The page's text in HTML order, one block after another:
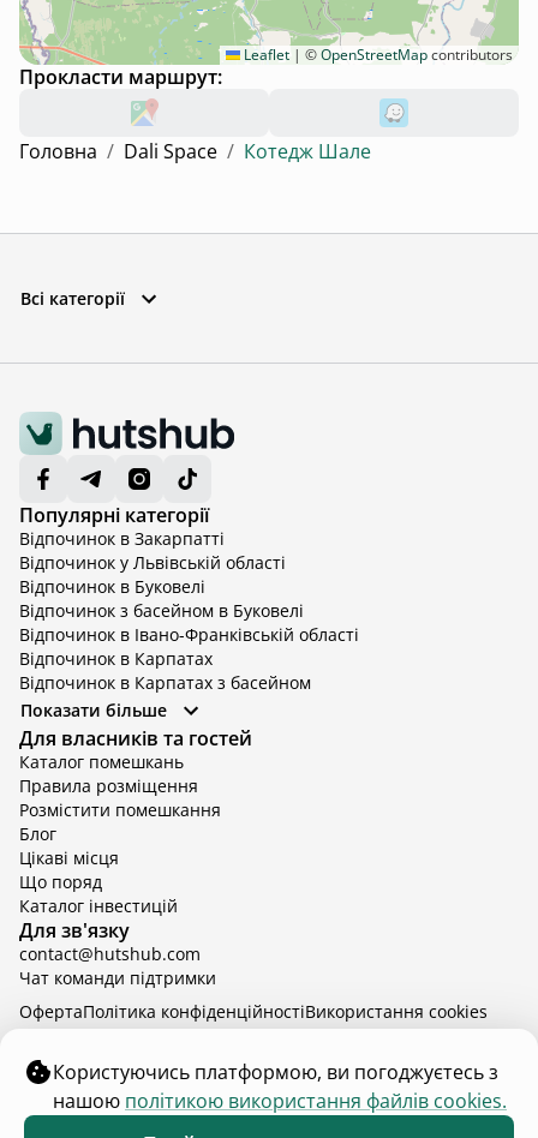
Leaflet | ©OpenStreetMapcontributors
Прокласти маршрут:
Головна / Dali Space / Котедж Шале
Змініть кількість гостей щоб дізнатись ціну
Всі категорії
Популярні категорії
Відпочинок в Закарпатті
Відпочинок у Львівській області
Відпочинок в Буковелі
Відпочинок з басейном в Буковелі
Відпочинок в Івано-Франківській області
Відпочинок в Карпатах
Відпочинок в Карпатах з басейном
Відпочинок в Київській області
Відпочинок в Київській області з басейном
Відпочинок в Тернопільській області
Відпочинок у Вінницькій області
Відпочинок в Яремче
Відпочинок у Львівській області з басейном
Відпочинок з басейном в Тернопільській області
Показати більше
Для власників та гостей
Каталог помешкань
Правила розміщення
Розмістити помешкання
Блог
Цікаві місця
Що поряд
Каталог інвестицій
Для зв'язку
contact@hutshub.com
Чат команди підтримки
hutshub | ©2026
ОфертаПолітика конфіденційностіBикористання cookies
Користуючись платформою, ви погоджуєтесь з
нашою політикою використання файлів cookies.